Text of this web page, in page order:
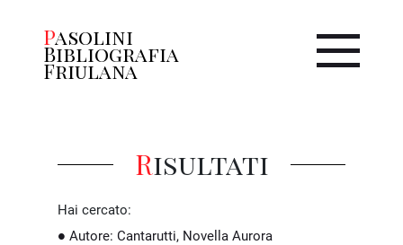
Pasolini
Bibliografia
Friulana
Risultati
Hai cercato:
Autore: Cantarutti, Novella Aurora